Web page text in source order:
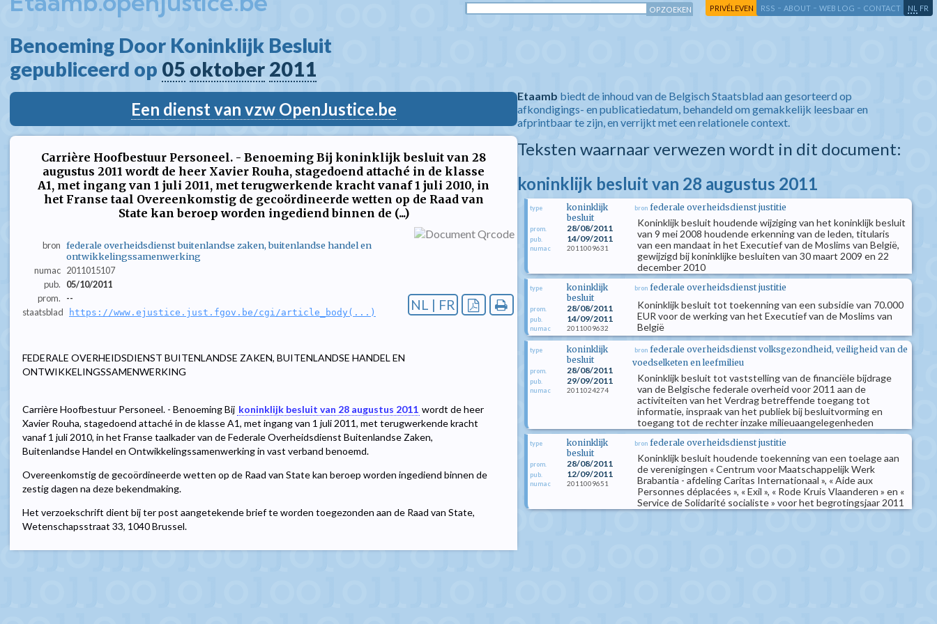
PRIVÉLEVEN RSS - ABOUT - WEB LOG - CONTACT NL FR
Benoeming Door Koninklijk Besluit
gepubliceerd op 05 oktober 2011
Een dienst van vzw OpenJustice.be
Carrière Hoofbestuur Personeel. - Benoeming Bij koninklijk besluit van 28
augustus 2011 wordt de heer Xavier Rouha, stagedoend attaché in de klasse
A1, met ingang van 1 juli 2011, met terugwerkende kracht vanaf 1 juli 2010, in
het Franse taal Overeenkomstig de gecoördineerde wetten op de Raad van
State kan beroep worden ingediend binnen de (...)
bron federale overheidsdienst buitenlandse zaken, buitenlandse handel en
ontwikkelingssamenwerking
numac 2011015107
pub.
05/10/2011
prom.
--
staatsblad
https://www.ejustice.just.fgov.be/cgi/article_body(...) NL | FR
FEDERALE OVERHEIDSDIENST BUITENLANDSE ZAKEN, BUITENLANDSE HANDEL EN
ONTWIKKELINGSSAMENWERKING
Carrière Hoofbestuur Personeel. - Benoeming Bij koninklijk besluit van 28 augustus 2011 wordt de heer
Xavier Rouha, stagedoend attaché in de klasse A1, met ingang van 1 juli 2011, met terugwerkende kracht
vanaf 1 juli 2010, in het Franse taalkader van de Federale Overheidsdienst Buitenlandse Zaken,
Buitenlandse Handel en Ontwikkelingssamenwerking in vast verband benoemd.
Overeenkomstig de gecoördineerde wetten op de Raad van State kan beroep worden ingediend binnen de
zestig dagen na deze bekendmaking.
Het verzoekschrift dient bij ter post aangetekende brief te worden toegezonden aan de Raad van State,
Wetenschapsstraat 33, 1040 Brussel.
Etaamb biedt de inhoud van de Belgisch Staatsblad aan gesorteerd op
afkondigings- en publicatiedatum, behandeld om gemakkelijk leesbaar en
afprintbaar te zijn, en verrijkt met een relationele context.
Teksten waarnaar verwezen wordt in dit document:
koninklijk besluit van 28 augustus 2011
type
koninklijk
besluit
prom. 28/08/2011
pub. 14/09/2011
numac 2011009631
bron federale overheidsdienst justitie
Koninklijk besluit houdende wijziging van het koninklijk besluit
van 9 mei 2008 houdende erkenning van de leden, titularis
van een mandaat in het Executief van de Moslims van België,
gewijzigd bij koninklijke besluiten van 30 maart 2009 en 22
december 2010
type
koninklijk
besluit
prom. 28/08/2011
pub. 14/09/2011
numac 2011009632
bron federale overheidsdienst justitie
Koninklijk besluit tot toekenning van een subsidie van 70.000
EUR voor de werking van het Executief van de Moslims van
België
type
koninklijk
besluit
prom. 28/08/2011
pub. 29/09/2011
numac 2011024274
bron federale overheidsdienst volksgezondheid, veiligheid van de
voedselketen en leefmilieu
Koninklijk besluit tot vaststelling van de financiële bijdrage
van de Belgische federale overheid voor 2011 aan de
activiteiten van het Verdrag betreffende toegang tot
informatie, inspraak van het publiek bij besluitvorming en
toegang tot de rechter inzake milieuaangelegenheden
type
koninklijk
besluit
prom. 28/08/2011
pub. 12/09/2011
numac 2011009651
bron federale overheidsdienst justitie
Koninklijk besluit houdende toekenning van een toelage aan
de verenigingen « Centrum voor Maatschappelijk Werk
Brabantia - afdeling Caritas Internationaal », « Aide aux
Personnes déplacées », « Exil », « Rode Kruis Vlaanderen » en «
Service de Solidarité socialiste » voor het begrotingsjaar 2011